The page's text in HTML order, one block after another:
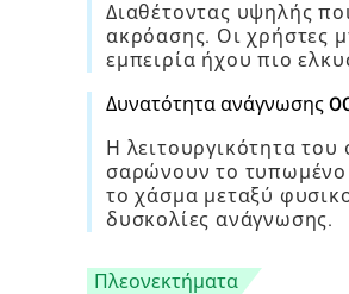
Διαθέτοντας υψηλής
ακρόασης. Οι χρήστες
εμπειρία ήχου πιο
Δυνατότητα ανάγνωσης
Η λειτουργικότητα του
σαρώνουν το τυπωμένο
το χάσμα μεταξύ
δυσκολίες ανάγνωσης.
Πλεονεκτήματα